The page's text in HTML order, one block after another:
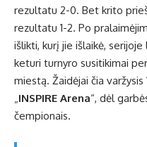
rezultatu 2-0. Bet krito prieš
rezultatu 1-2. Po
išlikti, kurį jie išlaikė,
keturi turnyro susitikimai
miestą. Žaidėjai čia
INSPIRE Arena“, dėl
čempionais.